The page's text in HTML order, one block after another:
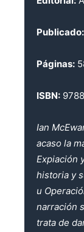
Publicado:
Páginas:
ISBN:
Ian
acaso la
Expiación
historia y
u
narración
trata de